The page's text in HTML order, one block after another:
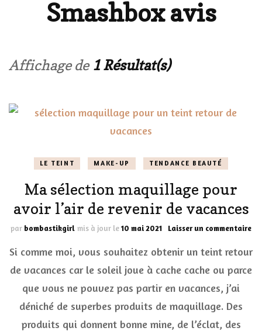
Smashbox avis
Affichage de 1 Résultat(s)
LE TEINT MAKE-UP TENDANCE BEAUTÉ
Ma sélection maquillage pour
avoir l’air de revenir de vacances
par bombastikgirl mis à jour le10 mai 2021 Laisser un commentairesur
Si comme moi, vous souhaitez obtenir un teint retour
de vacances car le soleil joue à cache cache ou parce
que vous ne pouvez pas partir en vacances, j’ai
déniché de superbes produits de maquillage. Des
produits qui donnent bonne mine, de l’éclat, des